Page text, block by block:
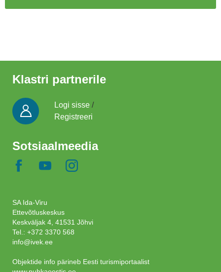
Klastri partnerile
Logi sisse /
Registreeri
Sotsiaalmeedia
SA Ida-Viru
Ettevõtluskeskus
Keskväljak 4, 41531 Jõhvi
Tel.: +372 3370 568
info@ivek.ee
Objektide info pärineb Eesti turismiportaalist